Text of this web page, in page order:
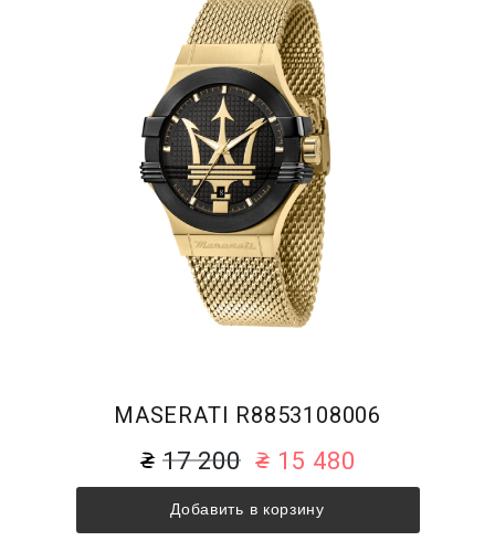
MASERATI R8853108006
17 200 15 480
Добавить в корзину